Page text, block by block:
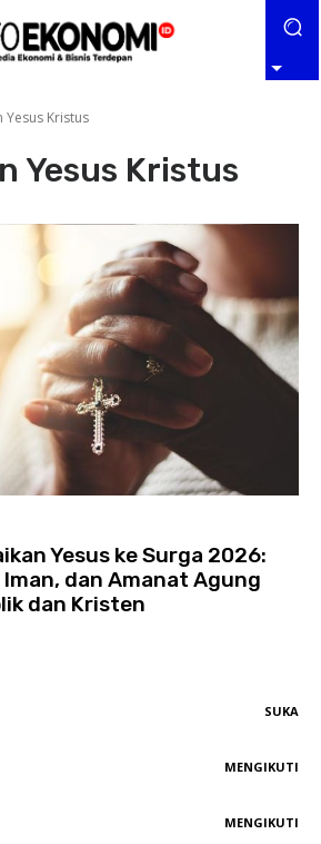
Yesus Kristus
Yesus Kristus
Yesus ke Surga 2026:
Iman, dan Amanat Agung
dan Kristen
SUKA
MENGIKUTI
MENGIKUTI